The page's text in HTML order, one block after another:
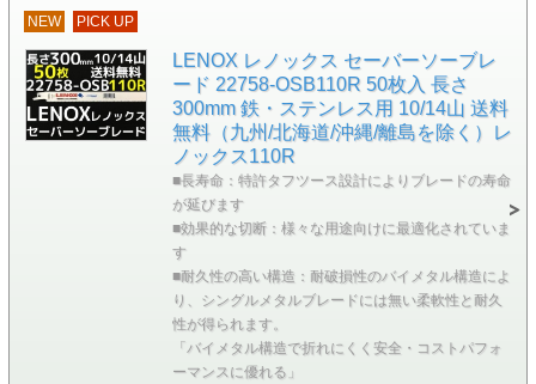
コード：2.5m
キャリングケース付き
NEW PICK UP
LENOX レノックス セーバーソーブレ
ード 22758-OSB110R 50枚入 長さ
300mm 鉄・ステンレス用 10/14山 送料
無料（九州/北海道/沖縄/離島を除く）レ
ノックス110R
■長寿命：特許タフツース設計によりブレードの寿命
が延びます
■効果的な切断：様々な用途向けに最適化されていま
す
■耐久性の高い構造：耐破損性のバイメタル構造によ
り、シングルメタルブレードには無い柔軟性と耐久
性が得られます。
「バイメタル構造で折れにくく安全・コストパフォ
ーマンスに優れる」